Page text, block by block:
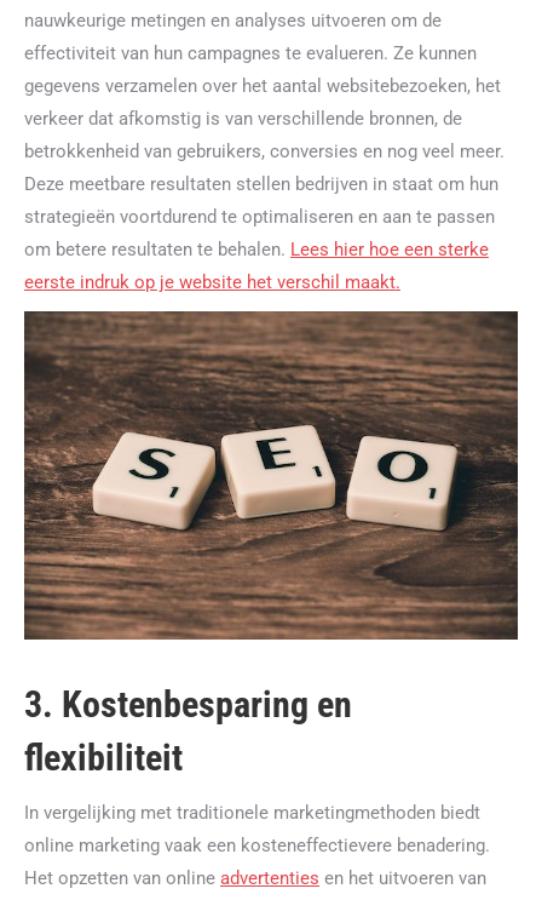
nauwkeurige metingen en analyses uitvoeren om de
effectiviteit van hun campagnes te evalueren. Ze kunnen
gegevens verzamelen over het aantal websitebezoeken, het
verkeer dat afkomstig is van verschillende bronnen, de
betrokkenheid van gebruikers, conversies en nog veel meer.
Deze meetbare resultaten stellen bedrijven in staat om hun
strategieën voortdurend te optimaliseren en aan te passen
om betere resultaten te behalen. Lees hier hoe een sterke
eerste indruk op je website het verschil maakt.
3. Kostenbesparing en
flexibiliteit
In vergelijking met traditionele marketingmethoden biedt
online marketing vaak een kosteneffectievere benadering.
Het opzetten van online advertenties en het uitvoeren van